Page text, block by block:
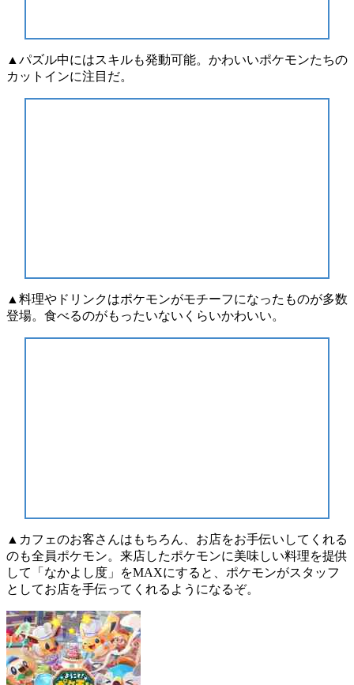
▲パズル中にはスキルも発動可能。かわいいポケモンたちの
カットインに注目だ。
▲料理やドリンクはポケモンがモチーフになったものが多数
登場。食べるのがもったいないくらいかわいい。
▲カフェのお客さんはもちろん、お店をお手伝いしてくれる
のも全員ポケモン。来店したポケモンに美味しい料理を提供
して「なかよし度」をMAXにすると、ポケモンがスタッフ
としてお店を手伝ってくれるようになるぞ。